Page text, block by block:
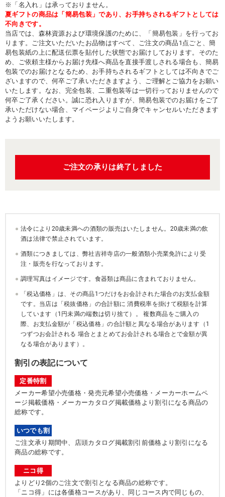
※「名入れ」は承っておりません。
夏ギフトの商品は「簡易包装」であり、お手持ちされるギフトとしては
不向きです。
当店では、森林資源および環境保護のために、「簡易包装」を行ってお
ります。ご注文いただいたお品物はすべて、ご注文の商品1点ごと、簡
易包装紙の上に配送伝票を貼付した状態でお届けしております。そのた
め、ご依頼主様からお届け先様へ商品を直接手渡しされる場合も、簡易
包装でのお届けとなるため、お手持ちされるギフトとしては不向きでご
ざいますので、何卒ご了承いただきますよう、ご理解とご協力をお願い
いたします。なお、完全包装、二重包装等は一切行っておりませんので
何卒ご了承ください。誠に恐れ入りますが、簡易包装でのお届けをご了
承いただけない場合、マイページよりご自身でキャンセルいただきます
ようお願いいたします。
ご注文の承りは終了しました
法令により20歳未満への酒類の販売はいたしません。20歳未満の飲
酒は法律で禁止されています。
酒類につきましては、弊社吉祥寺店の一般酒類小売業免許により受
注・販売を行なっております。
調理写真はイメージです。食器類は商品に含まれておりません。
「税込価格」は、その商品1つだけをお会計された場合のお支払金額
です。当店は「税抜価格」の合計額に 消費税率を掛けて税額を計算
しています（1円未満の端数は切り捨て）。 複数商品をご購入の
際、お支払金額が「税込価格」の合計額と異なる場合があります（1
つずつお会計される 場合とまとめてお会計される場合とで金額が異
なる場合があります）。
割引の表記について
定番特割
メーカー希望小売価格・発売元希望小売価格・メーカーホームペ
ージ掲載価格・メーカーカタログ掲載価格より割引になる商品の
総称です。
いつでも割
ご注文承り期間中、店頭カタログ掲載割引前価格より割引になる
商品の総称です。
ニコ得
よりどり2個のご注文で割引となる商品の総称です。
「ニコ得」には各価格コースがあり、同じコース内で同じもの、